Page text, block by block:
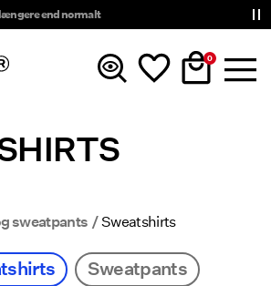
end normalt
0
sweatpants Sweatshirts
Sweatpants